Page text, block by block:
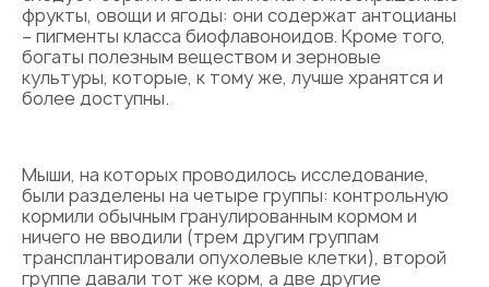
фрукты, овощи и ягоды: они содержат антоцианы
– пигменты класса биофлавоноидов. Кроме того,
богаты полезным веществом и зерновые
культуры, которые, к тому же, лучше хранятся и
более доступны.
Мыши, на которых проводилось исследование,
были разделены на четыре группы: контрольную
кормили обычным гранулированным кормом и
ничего не вводили (трем другим группам
трансплантировали опухолевые клетки), второй
группе давали тот же корм, а две другие